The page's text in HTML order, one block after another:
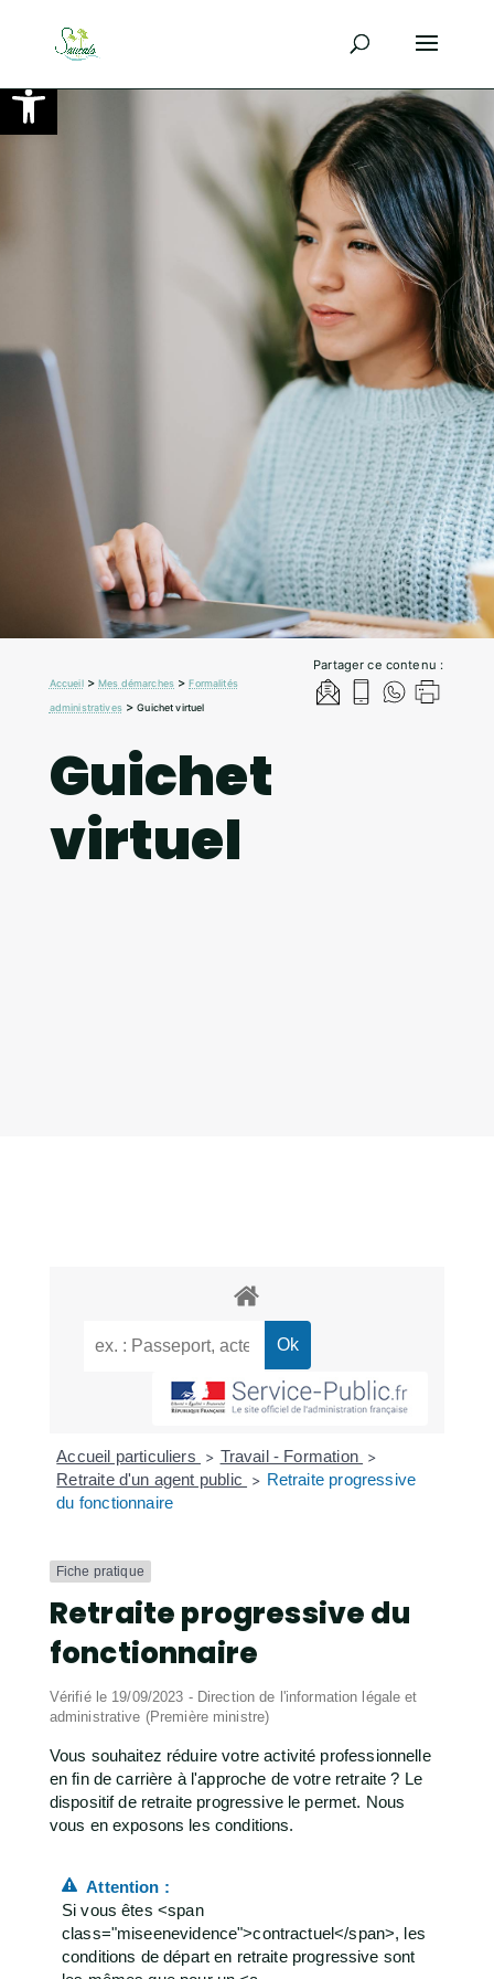
Ouvrir la barre d’outils
Partager ce contenu :
Accueil>Mes démarches >Formalités
administratives>Guichet virtuel
Guichet
virtuel
Accueil particuliers > Travail - Formation >
Retraite d'un agent public > Retraite progressive
du fonctionnaire
Fiche pratique
Retraite progressive du
fonctionnaire
Vérifié le 19/09/2023 - Direction de l'information légale et
administrative (Première ministre)
Vous souhaitez réduire votre activité professionnelle
en fin de carrière à l'approche de votre retraite ? Le
dispositif de retraite progressive le permet. Nous
vous en exposons les conditions.
Attention :
Si vous êtes <span
class="miseenevidence">contractuel</span>, les
conditions de départ en retraite progressive sont